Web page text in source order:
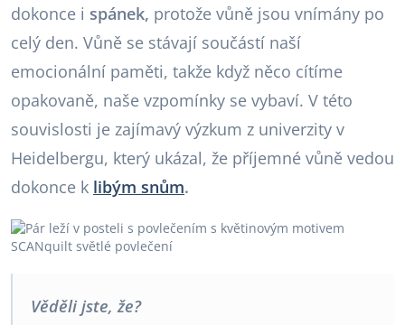
dokonce i spánek, protože vůně jsou vnímány po
celý den. Vůně se stávají součástí naší
emocionální paměti, takže když něco cítíme
opakovaně, naše vzpomínky se vybaví. V této
souvislosti je zajímavý výzkum z univerzity v
Heidelbergu, který ukázal, že příjemné vůně vedou
dokonce k libým snům.
Věděli jste, že?